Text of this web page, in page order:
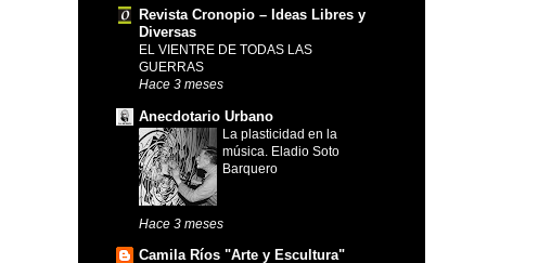
Revista Cronopio – Ideas Libres y
Diversas
EL VIENTRE DE TODAS LAS
GUERRAS
Hace 3 meses
Anecdotario Urbano
La plasticidad en la
música. Eladio Soto
Barquero
Hace 3 meses
Camila Ríos "Arte y Escultura"